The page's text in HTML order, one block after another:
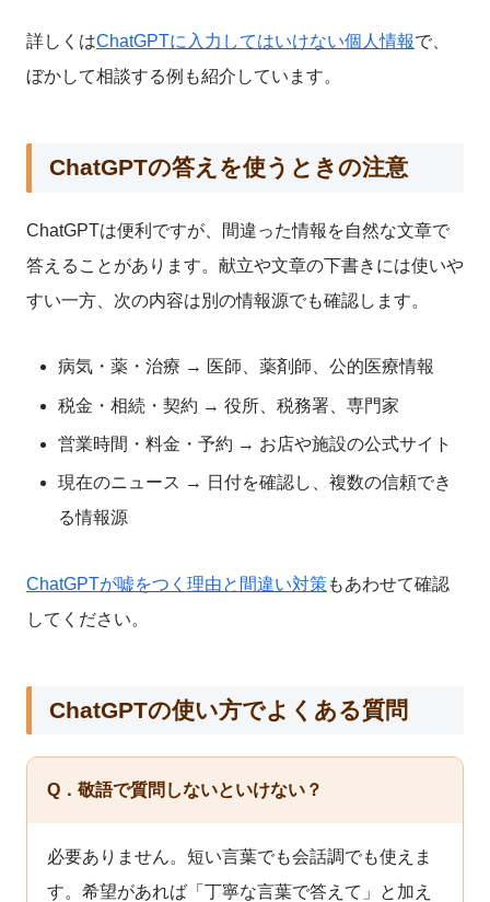
詳しくはChatGPTに入力してはいけない個人情報で、
ぼかして相談する例も紹介しています。
ChatGPTの答えを使うときの注意
ChatGPTは便利ですが、間違った情報を自然な文章で
答えることがあります。献立や文章の下書きには使いや
すい一方、次の内容は別の情報源でも確認します。
病気・薬・治療 → 医師、薬剤師、公的医療情報
税金・相続・契約 → 役所、税務署、専門家
営業時間・料金・予約 → お店や施設の公式サイト
現在のニュース → 日付を確認し、複数の信頼でき
る情報源
ChatGPTが嘘をつく理由と間違い対策もあわせて確認
してください。
ChatGPTの使い方でよくある質問
Q．敬語で質問しないといけない？
必要ありません。短い言葉でも会話調でも使えま
す。希望があれば「丁寧な言葉で答えて」と加え